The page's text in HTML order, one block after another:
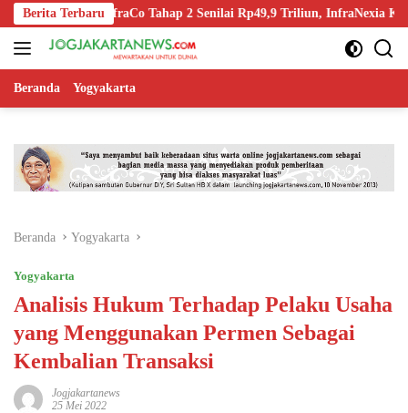
Langsung
ke
konten
Berita Terbaru
Off InfraCo Tahap 2 Senilai Rp49,9 Triliun, InfraNexia Kelola
Beranda Yogyakarta
Beranda Yogyakarta
Yogyakarta
Analisis Hukum Terhadap Pelaku Usaha
yang Menggunakan Permen Sebagai
Kembalian Transaksi
Jogjakartanews
25 Mei 2022